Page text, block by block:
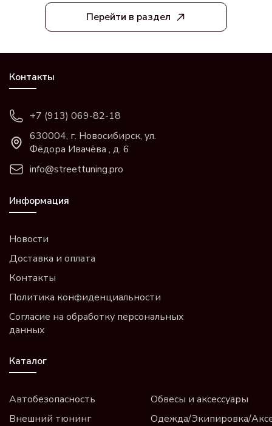
Перейти в раздел
Контакты
+7 (913) 069-82-18
630004, г. Новосибирск, ул.
Фёдора Ивачёва , д. 6
info@streettuning.pro
Информация
Новости
Доставка и оплата
Контакты
Политика конфиденциальности
Согласие на обработку персональных
данных
Каталог
Автобезопасность
Внешний тюнинг
Обвесы и аксессуары
Одежда/Экипировка/